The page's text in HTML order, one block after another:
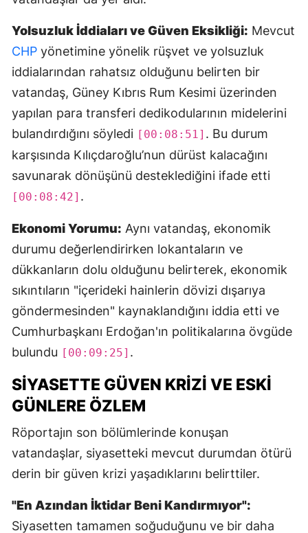
Yolsuzluk İddiaları ve Güven Eksikliği: Mevcut
CHP yönetimine yönelik rüşvet ve yolsuzluk
iddialarından rahatsız olduğunu belirten bir
vatandaş, Güney Kıbrıs Rum Kesimi üzerinden
yapılan para transferi dedikodularının midelerini
bulandırdığını söyledi [00:08:51] . Bu durum
karşısında Kılıçdaroğlu’nun dürüst kalacağını
savunarak dönüşünü desteklediğini ifade etti
[00:08:42] .
Ekonomi Yorumu: Aynı vatandaş, ekonomik
durumu değerlendirirken lokantaların ve
dükkanların dolu olduğunu belirterek, ekonomik
sıkıntıların "içerideki hainlerin dövizi dışarıya
göndermesinden" kaynaklandığını iddia etti ve
Cumhurbaşkanı Erdoğan'ın politikalarına övgüde
bulundu [00:09:25] .
SIYASETTE GÜVEN KRIZI VE ESKI
GÜNLERE ÖZLEM
Röportajın son bölümlerinde konuşan
vatandaşlar, siyasetteki mevcut durumdan ötürü
derin bir güven krizi yaşadıklarını belirttiler.
"En Azından İktidar Beni Kandırmıyor":
Siyasetten tamamen soğuduğunu ve bir daha